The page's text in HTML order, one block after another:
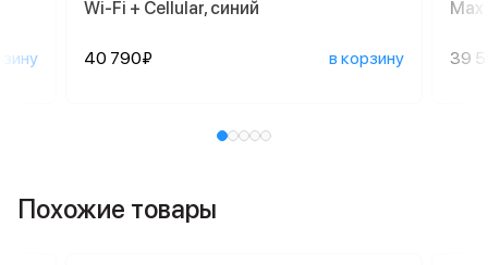
Wi-Fi + Cellular, синий
40 790₽ в корзину
Max
39
Похожие товары